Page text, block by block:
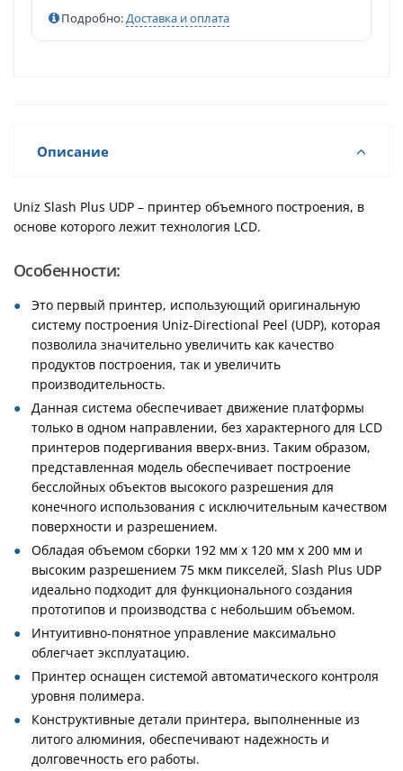
Подробно:Доставка и оплата
Описание
Uniz Slash Plus UDP – принтер объемного построения, в
основе которого лежит технология LCD.
Особенности:
Это первый принтер, использующий оригинальную
систему построения Uniz-Directional Peel (UDP), которая
позволила значительно увеличить как качество
продуктов построения, так и увеличить
производительность.
Данная система обеспечивает движение платформы
только в одном направлении, без характерного для LCD
принтеров подергивания вверх-вниз. Таким образом,
представленная модель обеспечивает построение
бесслойных объектов высокого разрешения для
конечного использования с исключительным качеством
поверхности и разрешением.
Обладая объемом сборки 192 мм x 120 мм x 200 мм и
высоким разрешением 75 мкм пикселей, Slash Plus UDP
идеально подходит для функционального создания
прототипов и производства с небольшим объемом.
Интуитивно-понятное управление максимально
облегчает эксплуатацию.
Принтер оснащен системой автоматического контроля
уровня полимера.
Конструктивные детали принтера, выполненные из
литого алюминия, обеспечивают надежность и
долговечность его работы.